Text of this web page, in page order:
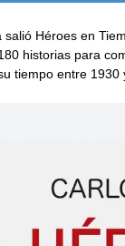
salió Héroes en
historias para
tiempo entre 1930